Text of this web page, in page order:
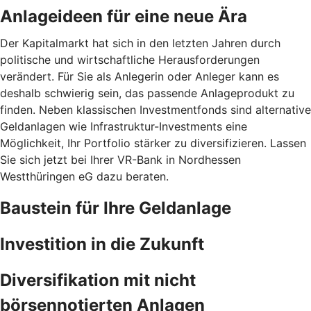
Anlageideen für eine neue Ära
Der Kapitalmarkt hat sich in den letzten Jahren durch
politische und wirtschaftliche Herausforderungen
verändert. Für Sie als Anlegerin oder Anleger kann es
deshalb schwierig sein, das passende Anlageprodukt zu
finden. Neben klassischen Investmentfonds sind alternative
Geldanlagen wie Infrastruktur-Investments eine
Möglichkeit, Ihr Portfolio stärker zu diversifizieren. Lassen
Sie sich jetzt bei Ihrer VR-Bank in Nordhessen
Westthüringen eG dazu beraten.
Baustein für Ihre Geldanlage
Investition in die Zukunft
Diversifikation mit nicht
börsennotierten Anlagen